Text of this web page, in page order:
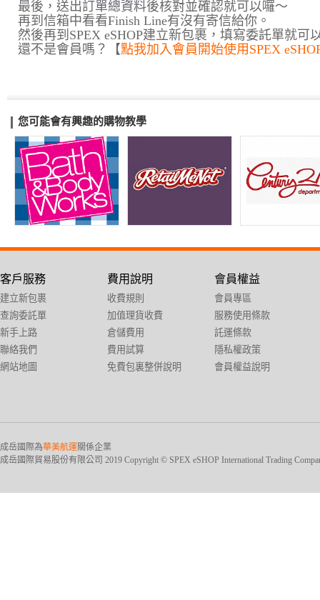
最後，送出訂單總資料後核對並確認就可以囉～
再到信箱中看看Finish Line有沒有寄信給你。
然後再到SPEX eSHOP建立新包裹，填寫委託單就可
還不是會員嗎？【點我加入會員開始使用SPEX
您可能會有興趣的購物教學
客戶服務
建立新包裹
查詢委託單
新手上路
聯絡我們
網站地圖
費用說明
收費規則
加值理貨收費
倉儲費用
費用試算
免費包裏整併說明
會員權益
會員專區
服務使用條款
託運條款
隱私權政策
會員權益說明
成岳國際為華美航運關係企業
成岳國際貿易股份有限公司 2019 Copyright © SPEX eSHOP International Trading